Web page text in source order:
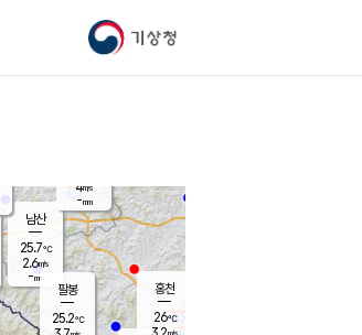
기상청
남산
25.7℃
2.6m/s
-mm
팔봉
25.2℃
홍천
26℃
m/s
4m/s
-mm